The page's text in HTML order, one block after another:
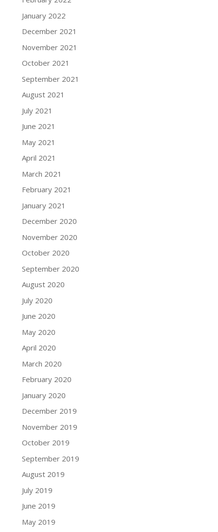
January 2022
December 2021
November 2021
October 2021
September 2021
August 2021
July 2021
June 2021
May 2021
April 2021
March 2021
February 2021
January 2021
December 2020
November 2020
October 2020
September 2020
August 2020
July 2020
June 2020
May 2020
April 2020
March 2020
February 2020
January 2020
December 2019
November 2019
October 2019
September 2019
August 2019
July 2019
June 2019
May 2019